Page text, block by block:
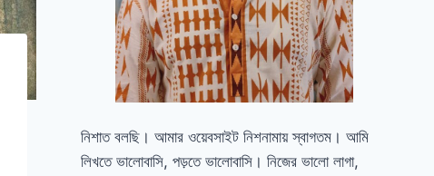
নিশাত বলছি। আমার ওয়েবসাইট নিশনামায় স্বাগতম। আমি
লিখতে ভালোবাসি, পড়তে ভালোবাসি। নিজের ভালো লাগা,